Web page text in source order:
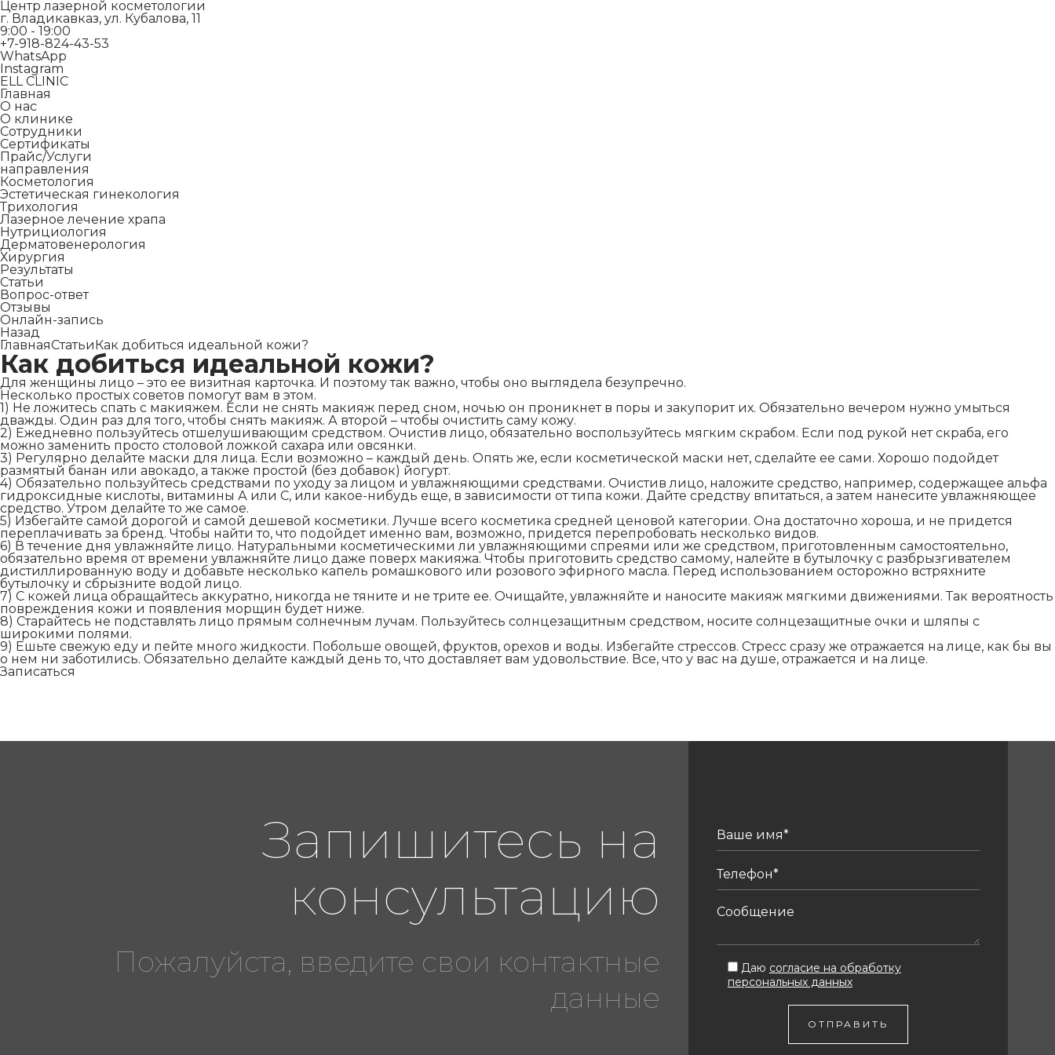
Центр лазерной косметологии
г. Владикавказ, ул. Кубалова, 11
9:00 - 19:00
+7-918-824-43-53
WhatsApp
Instagram
ELL CLINIC
Главная
О нас
О клинике
Сотрудники
Сертификаты
Прайс/Услуги
направления
Косметология
Эстетическая гинекология
Трихология
Лазерное лечение храпа
Нутрициология
Дерматовенерология
Хирургия
Результаты
Статьи
Вопрос-ответ
Отзывы
Онлайн-запись
Назад
ГлавнаяСтатьиКак добиться идеальной кожи?
Как добиться идеальной кожи?
Для женщины лицо – это ее визитная карточка. И поэтому так важно, чтобы оно выглядела безупречно.
Несколько простых советов помогут вам в этом.
1) Не ложитесь спать с макияжем. Если не снять макияж перед сном, ночью он проникнет в поры и закупорит их. Обязательно вечером нужно умыться
дважды. Один раз для того, чтобы снять макияж. А второй – чтобы очистить саму кожу.
2) Ежедневно пользуйтесь отшелушивающим средством. Очистив лицо, обязательно воспользуйтесь мягким скрабом. Если под рукой нет скраба, его
можно заменить просто столовой ложкой сахара или овсянки.
3) Регулярно делайте маски для лица. Если возможно – каждый день. Опять же, если косметической маски нет, сделайте ее сами. Хорошо подойдет
размятый банан или авокадо, а также простой (без добавок) йогурт.
4) Обязательно пользуйтесь средствами по уходу за лицом и увлажняющими средствами. Очистив лицо, наложите средство, например, содержащее альфа
гидроксидные кислоты, витамины А или С, или какое-нибудь еще, в зависимости от типа кожи. Дайте средству впитаться, а затем нанесите увлажняющее
средство. Утром делайте то же самое.
5) Избегайте самой дорогой и самой дешевой косметики. Лучше всего косметика средней ценовой категории. Она достаточно хороша, и не придется
переплачивать за бренд. Чтобы найти то, что подойдет именно вам, возможно, придется перепробовать несколько видов.
6) В течение дня увлажняйте лицо. Натуральными косметическими ли увлажняющими спреями или же средством, приготовленным самостоятельно,
обязательно время от времени увлажняйте лицо даже поверх макияжа. Чтобы приготовить средство самому, налейте в бутылочку с разбрызгивателем
дистиллированную воду и добавьте несколько капель ромашкового или розового эфирного масла. Перед использованием осторожно встряхните
бутылочку и сбрызните водой лицо.
7) С кожей лица обращайтесь аккуратно, никогда не тяните и не трите ее. Очищайте, увлажняйте и наносите макияж мягкими движениями. Так вероятность
повреждения кожи и появления морщин будет ниже.
8) Старайтесь не подставлять лицо прямым солнечным лучам. Пользуйтесь солнцезащитным средством, носите солнцезащитные очки и шляпы с
широкими полями.
9) Ешьте свежую еду и пейте много жидкости. Побольше овощей, фруктов, орехов и воды. Избегайте стрессов. Стресс сразу же отражается на лице, как бы вы
о нем ни заботились. Обязательно делайте каждый день то, что доставляет вам удовольствие. Все, что у вас на душе, отражается и на лице.
Записаться
Запишитесь на
консультацию
Пожалуйста, введите свои контактные
данные
Даю согласие на обработку
персональных данных
ОТПРАВИТЬ